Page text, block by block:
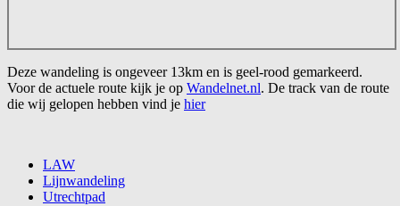
Deze wandeling is ongeveer 13km en is geel-rood gemarkeerd.
Voor de actuele route kijk je op Wandelnet.nl. De track van de route
die wij gelopen hebben vind je hier
LAW
Lijnwandeling
Utrechtpad